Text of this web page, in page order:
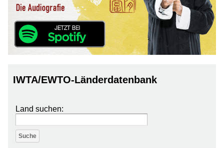
IWTA/EWTO-Länderdatenbank
Land suchen: